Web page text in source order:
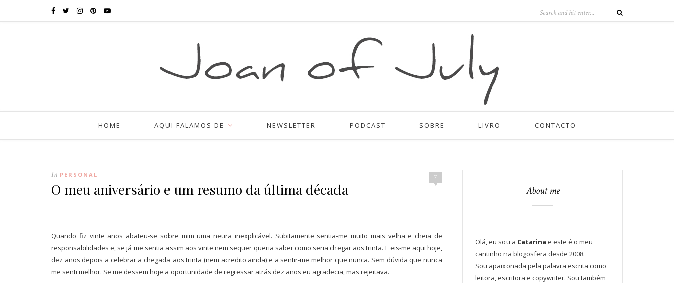
HOME AQUI FALAMOS DE NEWSLETTER PODCAST SOBRE LIVRO CONTACTO
7
In PERSONAL
O meu aniversário e um resumo da última década
Quando fiz vinte anos abateu-se sobre mim uma neura inexplicável. Subitamente sentia-me muito mais velha e cheia de
responsabilidades e, se já me sentia assim aos vinte nem sequer queria saber como seria chegar aos trinta. E eis-me aqui hoje,
dez anos depois a celebrar a chegada aos trinta (nem acredito ainda) e a sentir-me melhor que nunca. Sem dúvida que nunca
me senti melhor. Se me dessem hoje a oportunidade de regressar atrás dez anos eu agradecia, mas rejeitava.
About me
Olá, eu sou a Catarina e este é o meu
cantinho na blogosfera desde 2008.
Sou apaixonada pela palavra escrita como
leitora, escritora e copywriter. Sou também